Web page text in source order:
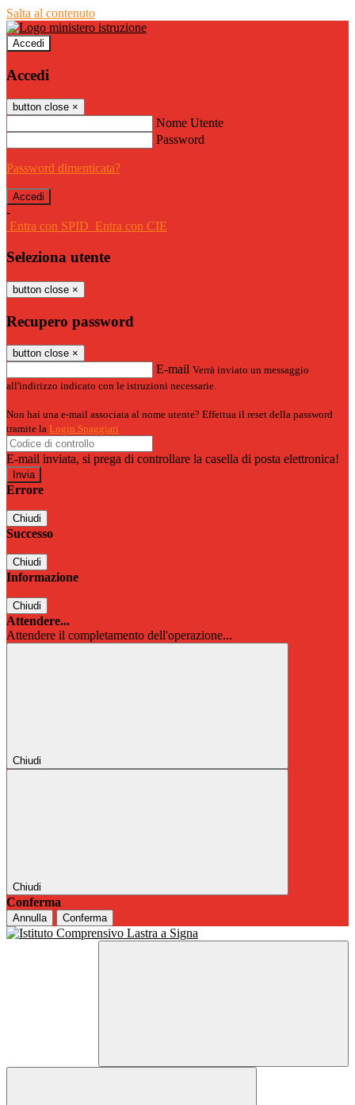
Salta al contenuto
Accedi
Accedi
button close ×
Nome Utente
Password
Password dimenticata?
-
Entra con SPID Entra con CIE
Seleziona utente
button close ×
Recupero password
button close ×
E-mail Verrà inviato un messaggio
all'indirizzo indicato con le istruzioni necessarie.
Non hai una e-mail associata al nome utente? Effettua il reset della password
tramite la Login Spaggiari
E-mail inviata, si prega di controllare la casella di posta elettronica!
Errore
Chiudi
Successo
Chiudi
Informazione
Chiudi
Attendere...
Attendere il completamento dell'operazione...
Chiudi
Chiudi
Conferma
Annulla Conferma